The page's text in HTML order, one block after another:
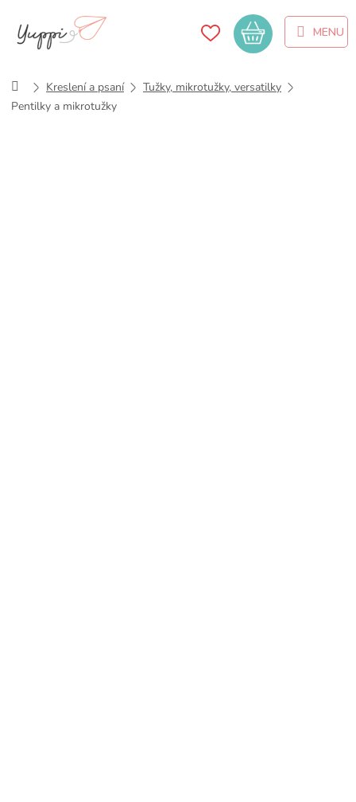
obsah
Nákupní
košík
DomůKreslení a psaní
Tužky, mikrotužky, versatilky
Pentilky a mikrotužky